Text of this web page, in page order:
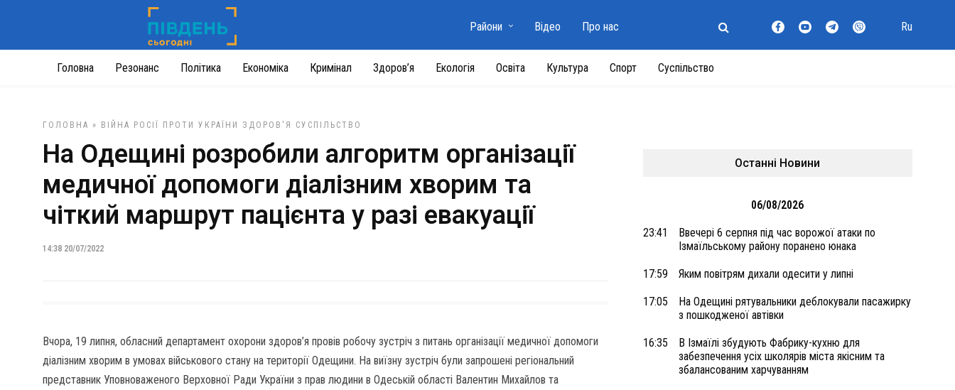
Головна Резонанс Політика Економіка Кримінал Здоров’я Екологія Освіта Культура Спорт Суспільство
Райони Відео Про нас Ru
ГОЛОВНА » ВІЙНА РОСІЇ ПРОТИ УКРАЇНИ ЗДОРОВ'Я СУСПІЛЬСТВО
На Одещині розробили алгоритм організації
медичної допомоги діалізним хворим та
чіткий маршрут пацієнта у разі евакуації
14:38 20/07/2022
Вчора, 19 липня, обласний департамент охорони здоров’я провів робочу зустріч з питань організації медичної допомоги
діалізним хворим в умовах військового стану на території Одещини. На виїзну зустріч були запрошені регіональний
представник Уповноваженого Верховної Ради України з прав людини в Одеській області Валентин Михайлов та
Останні Новини
06/08/2026
23:41
Ввечері 6 серпня під час ворожої атаки по
Ізмаїльському району поранено юнака
17:59 Яким повітрям дихали одесити у липні
17:05
На Одещині рятувальники деблокували пасажирку
з пошкодженої автівки
16:35
В Ізмаїлі збудують Фабрику-кухню для
забезпечення усіх школярів міста якісним та
збалансованим харчуванням